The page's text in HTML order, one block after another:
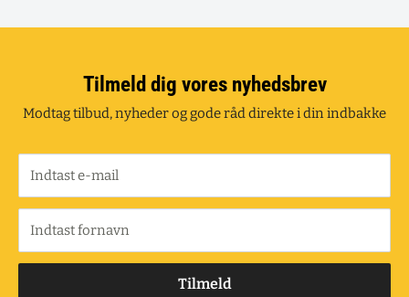
Tilmeld dig vores nyhedsbrev
Modtag tilbud, nyheder og gode råd direkte i din indbakke
Indtast e-mail
Indtast fornavn
Tilmeld